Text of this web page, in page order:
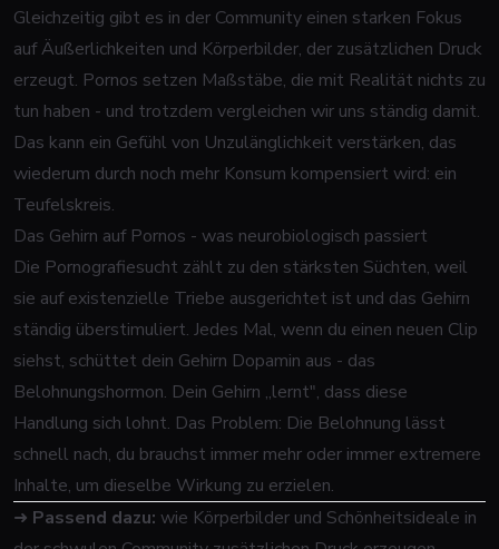
Gleichzeitig gibt es in der Community einen starken Fokus
auf Äußerlichkeiten und Körperbilder, der zusätzlichen Druck
erzeugt. Pornos setzen Maßstäbe, die mit Realität nichts zu
tun haben - und trotzdem vergleichen wir uns ständig damit.
Das kann ein Gefühl von Unzulänglichkeit verstärken, das
wiederum durch noch mehr Konsum kompensiert wird: ein
Teufelskreis.
Das Gehirn auf Pornos - was neurobiologisch passiert
Die Pornografiesucht zählt zu den stärksten Süchten, weil
sie auf existenzielle Triebe ausgerichtet ist und das Gehirn
ständig überstimuliert. Jedes Mal, wenn du einen neuen Clip
siehst, schüttet dein Gehirn Dopamin aus - das
Belohnungshormon. Dein Gehirn „lernt", dass diese
Handlung sich lohnt. Das Problem: Die Belohnung lässt
schnell nach, du brauchst immer mehr oder immer extremere
Inhalte, um dieselbe Wirkung zu erzielen.
➜ Passend dazu: wie Körperbilder und Schönheitsideale in